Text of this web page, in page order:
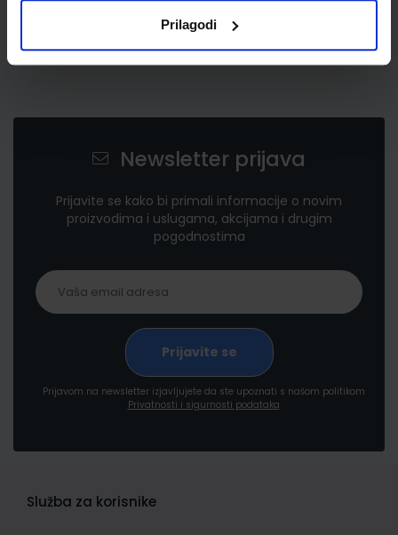
Prilagodi
Newsletter prijava
Prijavite se kako bi primali informacije o novim
proizvodima i uslugama, akcijama i drugim
pogodnostima
Prijavom na newsletter izjavljujete da ste upoznati s našom politikom
Privatnosti i sigurnosti podataka
Služba za korisnike